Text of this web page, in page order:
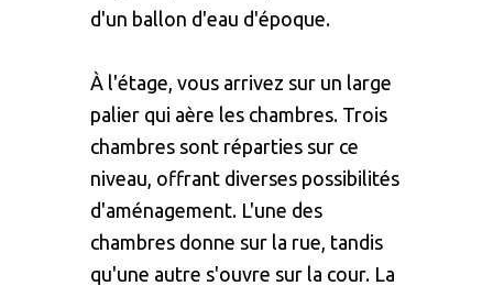
d'un ballon d'eau d'époque.
À l'étage, vous arrivez sur un large
palier qui aère les chambres. Trois
chambres sont réparties sur ce
niveau, offrant diverses possibilités
d'aménagement. L'une des
chambres donne sur la rue, tandis
qu'une autre s'ouvre sur la cour. La